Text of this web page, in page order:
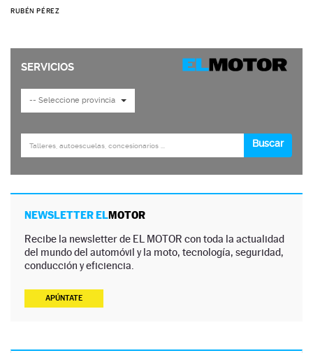
RUBÉN PÉREZ
NEWSLETTER ELMOTOR
Recibe la newsletter de EL MOTOR con toda la actualidad
del mundo del automóvil y la moto, tecnología, seguridad,
conducción y eficiencia.
APÚNTATE